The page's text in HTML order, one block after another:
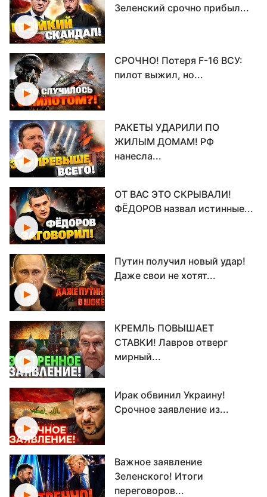
Зеленский срочно прибыл...
СРОЧНО! Потеря F-16 ВСУ:
пилот выжил, но...
РАКЕТЫ УДАРИЛИ ПО
ЖИЛЫМ ДОМАМ! РФ
нанесла...
ОТ ВАС ЭТО СКРЫВАЛИ!
ФЁДОРОВ назвал истинные...
Путин получил новый удар!
Даже свои не хотят...
КРЕМЛЬ ПОВЫШАЕТ
СТАВКИ! Лавров отверг
мирный...
Ирак обвинил Украину!
Срочное заявление из...
Важное заявление
Зеленского! Итоги
переговоров...